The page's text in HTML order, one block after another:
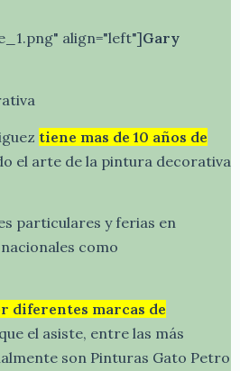
align="left"]Gary
tiene mas de 10 años de
el arte de la pintura decorativa
particulares y ferias en
como
diferentes marcas de
el asiste, entre las más
son Pinturas Gato Petro